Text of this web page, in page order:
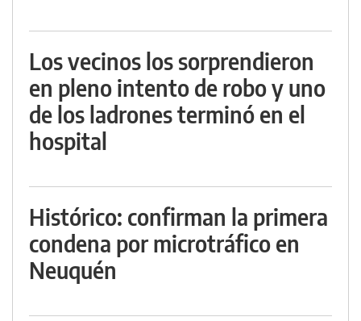
Los vecinos los sorprendieron
en pleno intento de robo y uno
de los ladrones terminó en el
hospital
Histórico: confirman la primera
condena por microtráfico en
Neuquén